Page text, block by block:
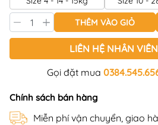
THÊM VÀO GIỎ
LIÊN HỆ NHÂN
Gọi đặt mua
Chính sách bán hàng
Miễn phí vận chuyển, giao